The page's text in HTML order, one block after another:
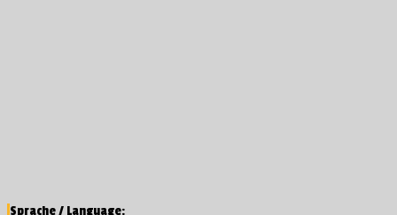
Sprache / Language: